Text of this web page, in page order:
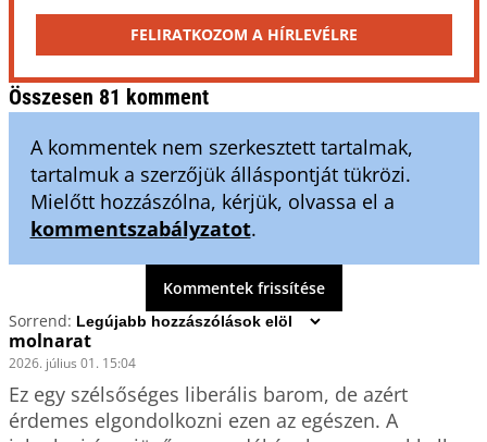
FELIRATKOZOM A HÍRLEVÉLRE
Összesen 81 komment
A kommentek nem szerkesztett tartalmak,
tartalmuk a szerzőjük álláspontját tükrözi.
Mielőtt hozzászólna, kérjük, olvassa el a
kommentszabályzatot.
Kommentek frissítése
Sorrend:
molnarat
2026. július 01. 15:04
Ez egy szélsőséges liberális barom, de azért
érdemes elgondolkozni ezen az egészen. A